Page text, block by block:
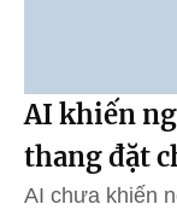
AI khiến
thang đặt
AI chưa khiến